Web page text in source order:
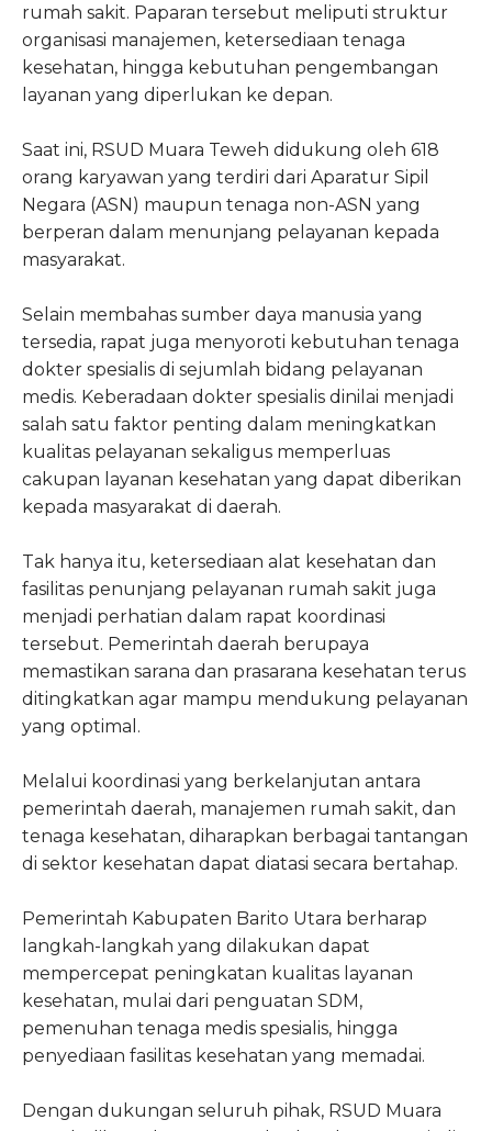
rumah sakit. Paparan tersebut meliputi struktur
organisasi manajemen, ketersediaan tenaga
kesehatan, hingga kebutuhan pengembangan
layanan yang diperlukan ke depan.
Saat ini, RSUD Muara Teweh didukung oleh 618
orang karyawan yang terdiri dari Aparatur Sipil
Negara (ASN) maupun tenaga non-ASN yang
berperan dalam menunjang pelayanan kepada
masyarakat.
Selain membahas sumber daya manusia yang
tersedia, rapat juga menyoroti kebutuhan tenaga
dokter spesialis di sejumlah bidang pelayanan
medis. Keberadaan dokter spesialis dinilai menjadi
salah satu faktor penting dalam meningkatkan
kualitas pelayanan sekaligus memperluas
cakupan layanan kesehatan yang dapat diberikan
kepada masyarakat di daerah.
Tak hanya itu, ketersediaan alat kesehatan dan
fasilitas penunjang pelayanan rumah sakit juga
menjadi perhatian dalam rapat koordinasi
tersebut. Pemerintah daerah berupaya
memastikan sarana dan prasarana kesehatan terus
ditingkatkan agar mampu mendukung pelayanan
yang optimal.
Melalui koordinasi yang berkelanjutan antara
pemerintah daerah, manajemen rumah sakit, dan
tenaga kesehatan, diharapkan berbagai tantangan
di sektor kesehatan dapat diatasi secara bertahap.
Pemerintah Kabupaten Barito Utara berharap
langkah-langkah yang dilakukan dapat
mempercepat peningkatan kualitas layanan
kesehatan, mulai dari penguatan SDM,
pemenuhan tenaga medis spesialis, hingga
penyediaan fasilitas kesehatan yang memadai.
Dengan dukungan seluruh pihak, RSUD Muara